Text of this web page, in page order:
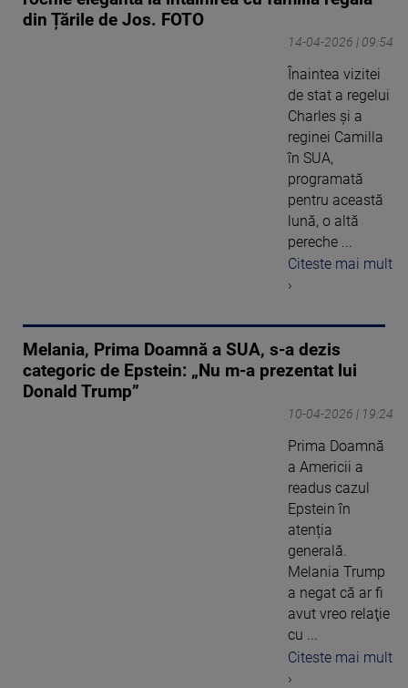
din Țările de Jos. FOTO
14-04-2026 | 09:54
Înaintea vizitei
de stat a regelui
Charles și a
reginei Camilla
în SUA,
programată
pentru această
lună, o altă
pereche ...
Citeste mai mult
›
Melania, Prima Doamnă a SUA, s-a dezis
categoric de Epstein: „Nu m-a prezentat lui
Donald Trump”
10-04-2026 | 19:24
Prima Doamnă
a Americii a
readus cazul
Epstein în
atenția
generală.
Melania Trump
a negat că ar fi
avut vreo relaţie
cu ...
Citeste mai mult
›